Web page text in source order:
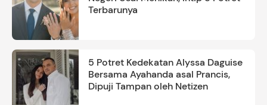
Terbarunya
5 Potret Kedekatan Alyssa Daguise
Bersama Ayahanda asal Prancis,
Dipuji Tampan oleh Netizen